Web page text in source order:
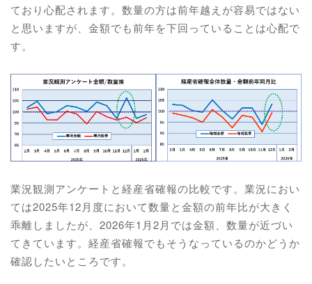
ており心配されます。数量の方は前年越えが容易ではない
と思いますが、金額でも前年を下回っていることは心配で
す。
業況観測アンケートと経産省確報の比較です。業況におい
ては2025年12月度において数量と金額の前年比が大きく
乖離しましたが、2026年1月2月では金額、数量が近づい
てきています。経産省確報でもそうなっているのかどうか
確認したいところです。